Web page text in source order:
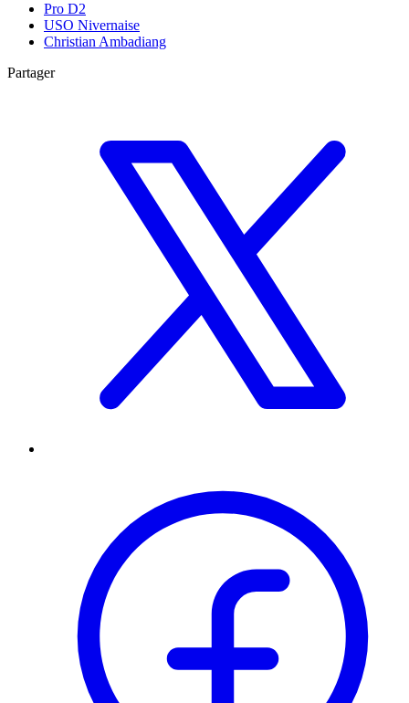
Pro D2
USO Nivernaise
Christian Ambadiang
Partager